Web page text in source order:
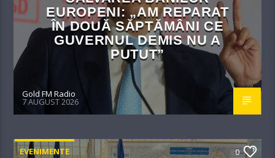
EUROPENI: „AM REPARAT
ÎN DOUĂ SĂPTĂMÂNI CE
GUVERNUL DEMIS NU A
PUTUT”
Gold FM Radio
7 AUGUST 2026
EVENIMENTE 0